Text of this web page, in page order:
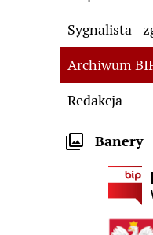
Sygnalista -
Archiwum
Redakcja
Banery